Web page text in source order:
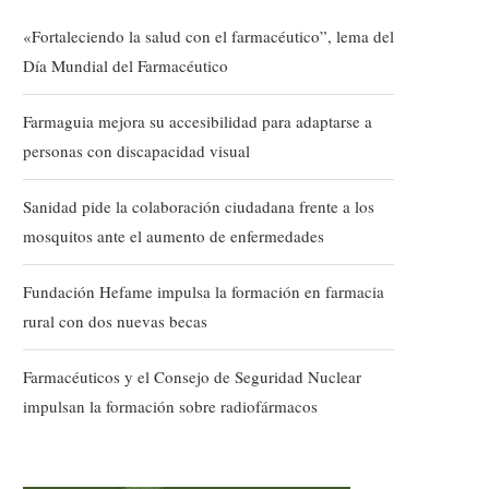
«Fortaleciendo la salud con el farmacéutico”, lema del
Día Mundial del Farmacéutico
Farmaguia mejora su accesibilidad para adaptarse a
personas con discapacidad visual
Sanidad pide la colaboración ciudadana frente a los
mosquitos ante el aumento de enfermedades
Fundación Hefame impulsa la formación en farmacia
rural con dos nuevas becas
Farmacéuticos y el Consejo de Seguridad Nuclear
impulsan la formación sobre radiofármacos